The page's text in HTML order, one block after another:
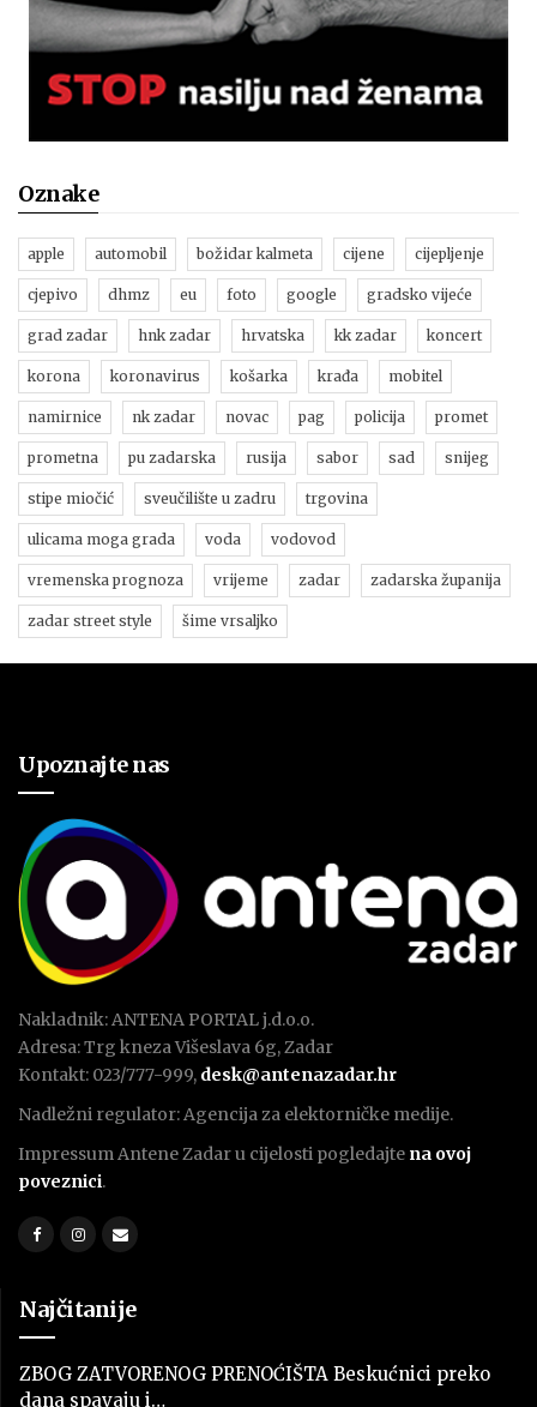
Oznake
apple automobil božidar kalmeta cijene cijepljenje
cjepivo dhmz eu foto google gradsko vijeće
grad zadar hnk zadar hrvatska kk zadar koncert
korona koronavirus košarka krađa mobitel
namirnice nk zadar novac pag policija promet
prometna pu zadarska rusija sabor sad snijeg
stipe miočić sveučilište u zadru trgovina
ulicama moga grada voda vodovod
vremenska prognoza vrijeme zadar zadarska županija
zadar street style šime vrsaljko
Upoznajte nas
Nakladnik: ANTENA PORTAL j.d.o.o.
Adresa: Trg kneza Višeslava 6g, Zadar
Kontakt: 023/777-999, desk@antenazadar.hr
Nadležni regulator: Agencija za elektorničke medije.
Impressum Antene Zadar u cijelosti pogledajte na ovoj
poveznici.
Najčitanije
ZBOG ZATVORENOG PRENOĆIŠTA Beskućnici preko
dana spavaju i…